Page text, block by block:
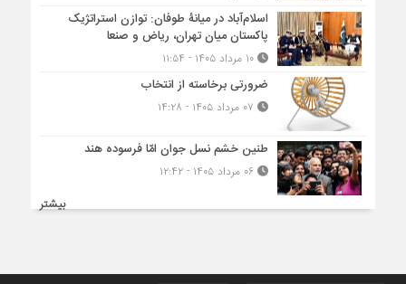
اسلام‌آباد در میانۀ طوفان: توازن استراتژیک
پاکستان میان تهران، ریاض و صنعا
۱۰ مرداد ۱۴۰۵ - ۱۱:۵۴
ضرورتی برخاسته از انتخاب
طنین خشم نسل جوان امّا فرسوده هند
۰۶ مرداد ۱۴۰۵ - ۱۲:۴۲
بیشتر